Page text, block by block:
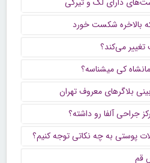
بالاخره شکست خورد
کی میشناسه؟
بلاگرهای معروف تهران
جراحی آلفا رو داشته؟
پوستی به چه نکاتی توجه کنیم؟
قم